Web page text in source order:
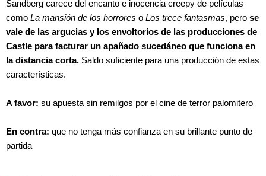
Sandberg carece del encanto e inocencia creepy de películas
como La mansión de los horrores o Los trece fantasmas, pero se
vale de las argucias y los envoltorios de las producciones de
Castle para facturar un apañado sucedáneo que funciona en
la distancia corta. Saldo suficiente para una producción de estas
características.
A favor: su apuesta sin remilgos por el cine de terror palomitero
En contra: que no tenga más confianza en su brillante punto de
partida